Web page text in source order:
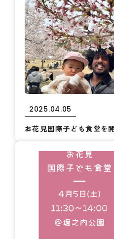
2025.04.05
お花見国際子ども食堂を